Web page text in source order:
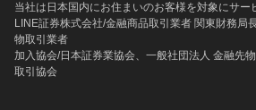
当社は日本国内にお住まいのお客様を対象にサー
LINE証券株式会社/金融商品取引業者 関東財務局
物取引業者
加入協会/日本証券業協会、一般社団法人 金融先
取引協会